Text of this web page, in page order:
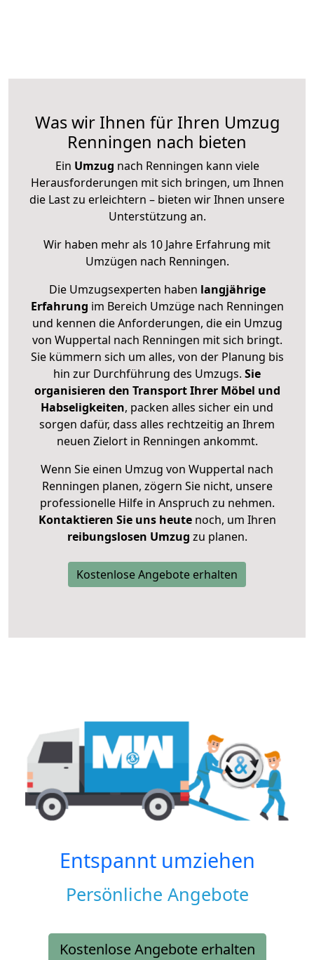
Was wir Ihnen für Ihren Umzug
Renningen nach bieten
Ein Umzug nach Renningen kann viele
Herausforderungen mit sich bringen, um Ihnen
die Last zu erleichtern – bieten wir Ihnen unsere
Unterstützung an.
Wir haben mehr als 10 Jahre Erfahrung mit
Umzügen nach Renningen.
Die Umzugsexperten haben langjährige
Erfahrung im Bereich Umzüge nach Renningen
und kennen die Anforderungen, die ein Umzug
von Wuppertal nach Renningen mit sich bringt.
Sie kümmern sich um alles, von der Planung bis
hin zur Durchführung des Umzugs. Sie
organisieren den Transport Ihrer Möbel und
Habseligkeiten, packen alles sicher ein und
sorgen dafür, dass alles rechtzeitig an Ihrem
neuen Zielort in Renningen ankommt.
Wenn Sie einen Umzug von Wuppertal nach
Renningen planen, zögern Sie nicht, unsere
professionelle Hilfe in Anspruch zu nehmen.
Kontaktieren Sie uns heutenoch, um Ihren
reibungslosen Umzug zu planen.
Kostenlose Angebote erhalten
Entspannt umziehen
Persönliche Angebote
Kostenlose Angebote erhalten